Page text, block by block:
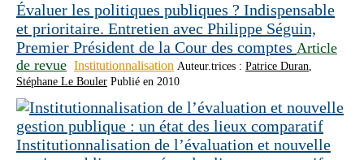
Évaluer les politiques publiques ? Indispensable
et prioritaire. Entretien avec Philippe Séguin,
Premier Président de la Cour des comptes Article
de revue Institutionnalisation Auteur.trices : Patrice Duran,
Stéphane Le Bouler Publié en 2010
Institutionnalisation de l’évaluation et nouvelle